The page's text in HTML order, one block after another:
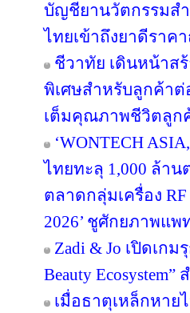
บัญชียานวัตกรรมส
ไทยเข้าถึงยาดีราค
ชีวาทัย เดินหน้าส
พิเศษสำหรับลูกค้าต่
เต็มคุณภาพชีวิตลูก
‘WONTECH
ไทยทะลุ 1,000 ล้า
ตลาดกลุ่มเครื่อง
2026’ ชูศักยภาพแ
Zadi & Jo เปิดเกม
Beauty Ecosystem”
เมื่อธาตุเหล็กหาย